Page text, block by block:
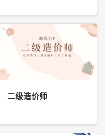
二级造价师